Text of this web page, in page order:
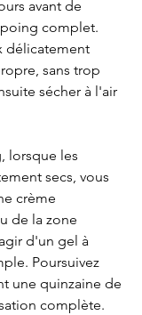
avant de
complet.
délicatement
sans trop
sécher à l'air
lorsque les
secs, vous
crème
de la zone
d'un gel à
Poursuivez
une quinzaine de
complète.